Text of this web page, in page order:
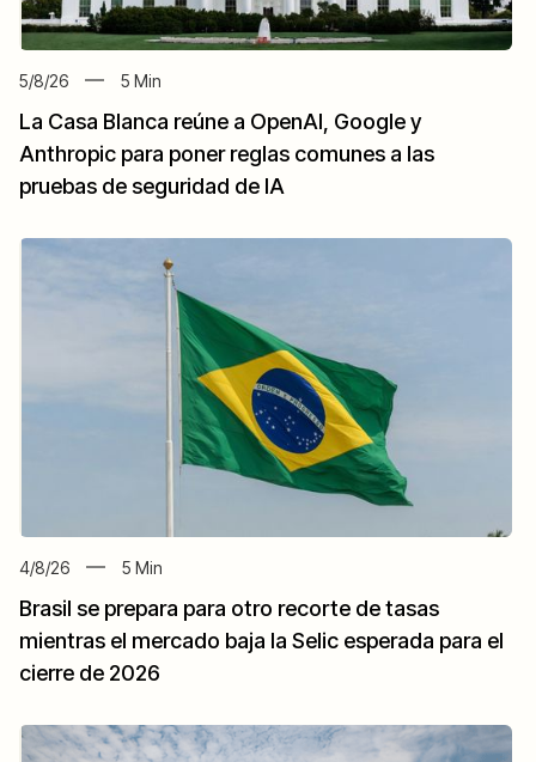
5/8/26 5 Min
La Casa Blanca reúne a OpenAI, Google y
Anthropic para poner reglas comunes a las
pruebas de seguridad de IA
4/8/26 5 Min
Brasil se prepara para otro recorte de tasas
mientras el mercado baja la Selic esperada para el
cierre de 2026